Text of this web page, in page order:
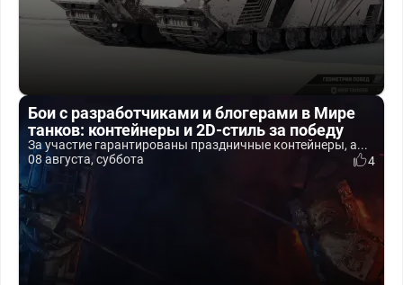
Бои с разработчиками и блогерами в Мире
танков: контейнеры и 2D-стиль за победу
За участие гарантированы праздничные контейнеры, а...
08 августа, суббота
4